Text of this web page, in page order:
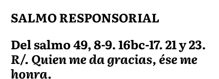
SALMO RESPONSORIAL
Del salmo 49, 8-9. 16bc-17. 21 y 23.
R/. Quien me da gracias, ése me
honra.